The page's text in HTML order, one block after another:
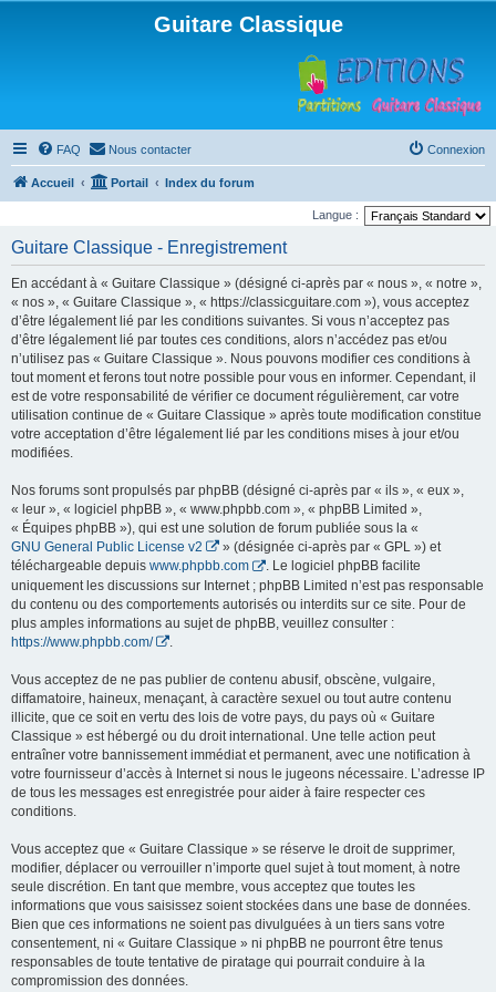
Guitare Classique
FAQ Nous contacter Connexion
Accueil Portail Index du forum
Langue :
Guitare Classique - Enregistrement
En accédant à « Guitare Classique » (désigné ci-après par « nous », « notre »,
« nos », « Guitare Classique », « https://classicguitare.com »), vous acceptez
d’être légalement lié par les conditions suivantes. Si vous n’acceptez pas
d’être légalement lié par toutes ces conditions, alors n’accédez pas et/ou
n’utilisez pas « Guitare Classique ». Nous pouvons modifier ces conditions à
tout moment et ferons tout notre possible pour vous en informer. Cependant, il
est de votre responsabilité de vérifier ce document régulièrement, car votre
utilisation continue de « Guitare Classique » après toute modification constitue
votre acceptation d’être légalement lié par les conditions mises à jour et/ou
modifiées.
Nos forums sont propulsés par phpBB (désigné ci-après par « ils », « eux »,
« leur », « logiciel phpBB », « www.phpbb.com », « phpBB Limited »,
« Équipes phpBB »), qui est une solution de forum publiée sous la «
GNU General Public License v2
» (désignée ci-après par « GPL ») et
téléchargeable depuis www.phpbb.com
. Le logiciel phpBB facilite
uniquement les discussions sur Internet ; phpBB Limited n’est pas responsable
du contenu ou des comportements autorisés ou interdits sur ce site. Pour de
plus amples informations au sujet de phpBB, veuillez consulter :
https://www.phpbb.com/
Vous acceptez de ne pas publier de contenu abusif, obscène, vulgaire,
diffamatoire, haineux, menaçant, à caractère sexuel ou tout autre contenu
illicite, que ce soit en vertu des lois de votre pays, du pays où « Guitare
Classique » est hébergé ou du droit international. Une telle action peut
entraîner votre bannissement immédiat et permanent, avec une notification à
votre fournisseur d’accès à Internet si nous le jugeons nécessaire. L’adresse IP
de tous les messages est enregistrée pour aider à faire respecter ces
conditions.
Vous acceptez que « Guitare Classique » se réserve le droit de supprimer,
modifier, déplacer ou verrouiller n’importe quel sujet à tout moment, à notre
seule discrétion. En tant que membre, vous acceptez que toutes les
informations que vous saisissez soient stockées dans une base de données.
Bien que ces informations ne soient pas divulguées à un tiers sans votre
consentement, ni « Guitare Classique » ni phpBB ne pourront être tenus
responsables de toute tentative de piratage qui pourrait conduire à la
compromission des données.